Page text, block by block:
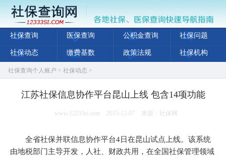
社保查询 医保查询 公积金查询 社保问题
社保动态 缴费基数 政策法规 社保机构
社保查询个人账户 > 社保动态 >
江苏社保信息协作平台昆山上线 包含14项功能
www.12233si.com 2015-12-07 来源：社保网
全省社保并联信息协作平台4日在昆山试点上线。该系统
由地税部门主导开发，人社、财政共用，在全国社保管理领域